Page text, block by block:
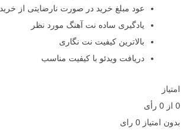
عود مبلغ خرید در صورت نارضایتی از خرید
یادگیری ساده نت آهنگ مورد نظر
بالاترین کیفیت نت نگاری
دریافت ویدئو با کیفیت مناسب
امتیاز
0 از 0 رأی
بدون امتیاز 0 رای